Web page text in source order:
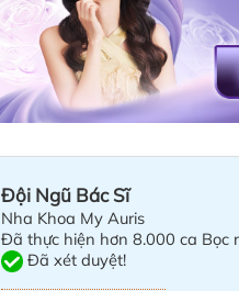
Đội Ngũ Bác Sĩ
Nha Khoa My Auris
Đã thực hiện hơn 8.000 ca Bọc
Đã xét duyệt!